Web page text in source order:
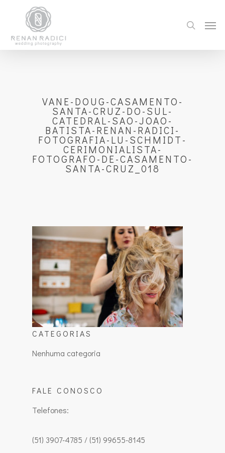
VANE-DOUG-CASAMENTO-
SANTA-CRUZ-DO-SUL-
CATEDRAL-SAO-JOAO-
BATISTA-RENAN-RADICI-
FOTOGRAFIA-LU-SCHMIDT-
CERIMONIALISTA-
FOTOGRAFO-DE-CASAMENTO-
SANTA-CRUZ_018
CATEGORIAS
Nenhuma categoria
FALE CONOSCO
Telefones:
(51) 3907-4785 / (51) 99655-8145